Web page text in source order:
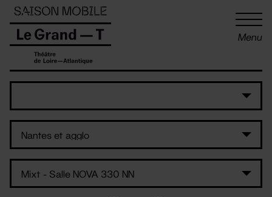
Menu
Panneau de gestion des cookies